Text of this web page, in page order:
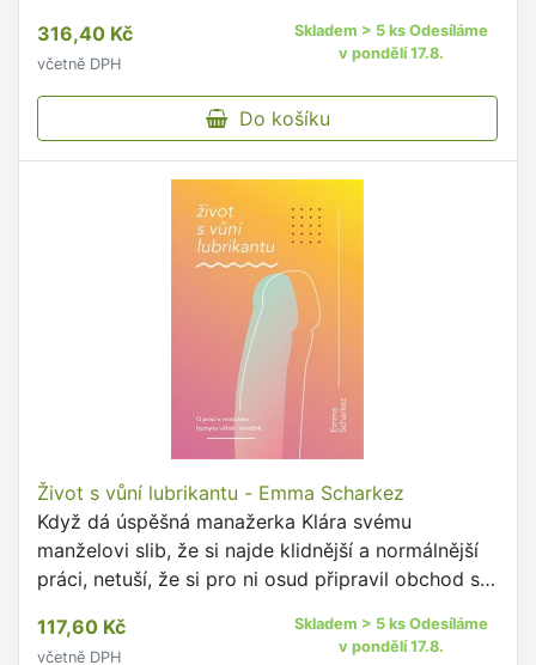
nevypadámeLuxusní společnici na první pohled …
316,40 Kč
včetně DPH
Skladem > 5 ks Odesíláme
v pondělí 17.8.
Do košíku
Život s vůní lubrikantu - Emma Scharkez
Když dá úspěšná manažerka Klára svému
manželovi slib, že si najde klidnější a normálnější
práci, netuší, že si pro ni osud připravil obchod s
117,60 Kč
včetně DPH
Skladem > 5 ks Odesíláme
v pondělí 17.8.